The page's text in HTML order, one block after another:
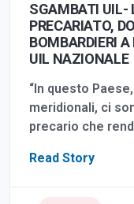
SGAMBATI UIL-
PRECARIATO,
BOMBARDIERI
UIL NAZIONALE
“In questo
meridionali, ci
precario che
Read Story